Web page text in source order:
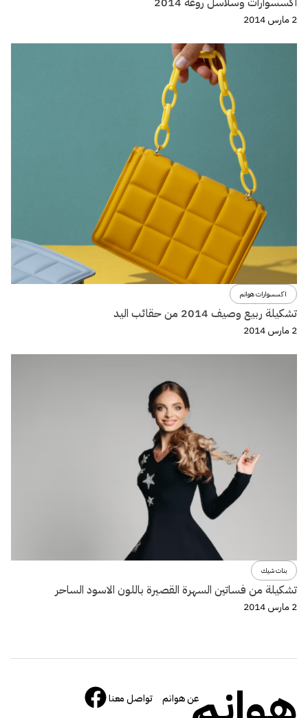
2 مارس 2014
اكسسوارات هوانم
تشكيلة ربيع وصيف 2014 من حقائب اليد
2 مارس 2014
بنات شيك
تشكيلة من فساتين السهرة القصيرة باللون الاسود الساحر
2 مارس 2014
عن هوانم تواصل معنا